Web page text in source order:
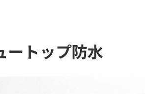
埼玉県
ートップ防水